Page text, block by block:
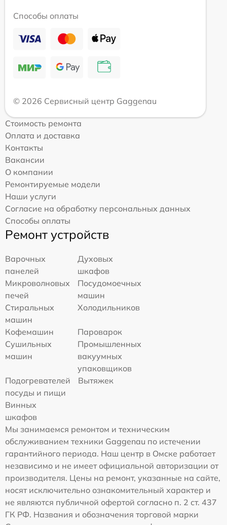
Способы оплаты
© 2026 Сервисный центр Gaggenau
Стоимость ремонта
Оплата и доставка
Контакты
Вакансии
О компании
Ремонтируемые модели
Наши услуги
Согласие на обработку персональных данных
Способы оплаты
Ремонт устройств
Варочных
панелей
Духовых
шкафов
Микроволновых
печей
Посудомоечных
машин
Стиральных
машин
Холодильников
Кофемашин
Пароварок
Сушильных
машин
Промышленных
вакуумных
упаковщиков
Подогревателей
посуды и пищи
Вытяжек
Винных
шкафов
Мы занимаемся ремонтом и техническим
обслуживанием техники Gaggenau по истечении
гарантийного периода. Наш центр в Омске работает
независимо и не имеет официальной авторизации от
производителя. Цены на ремонт, указанные на сайте,
носят исключительно ознакомительный характер и
не являются публичной офертой согласно п. 2 ст. 437
ГК РФ. Названия и обозначения торговой марки